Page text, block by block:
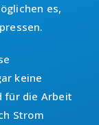
es,
keine
für die Arbeit
Strom